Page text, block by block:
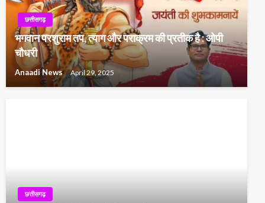
छत्तीसगढ़
भगवान परशुराम तप, त्याग और पराक्रम की प्रतीक है : ओपी
चौधरी
Anaadi News April 29, 2025
छत्तीसगढ़